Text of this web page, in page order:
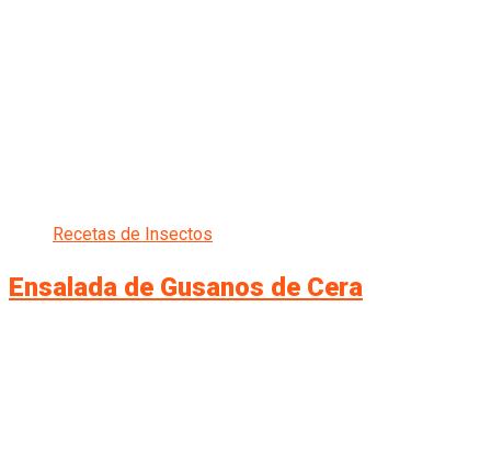
Recetas de Insectos
Ensalada de Gusanos de Cera